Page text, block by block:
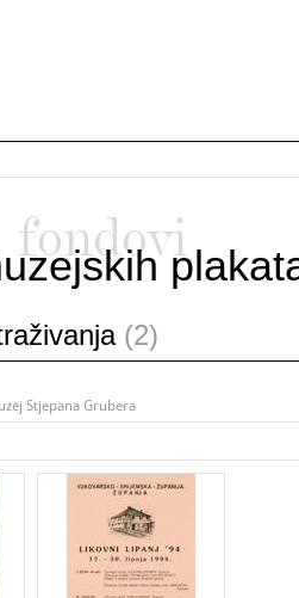
fondovi
(2)
Stjepana Grubera